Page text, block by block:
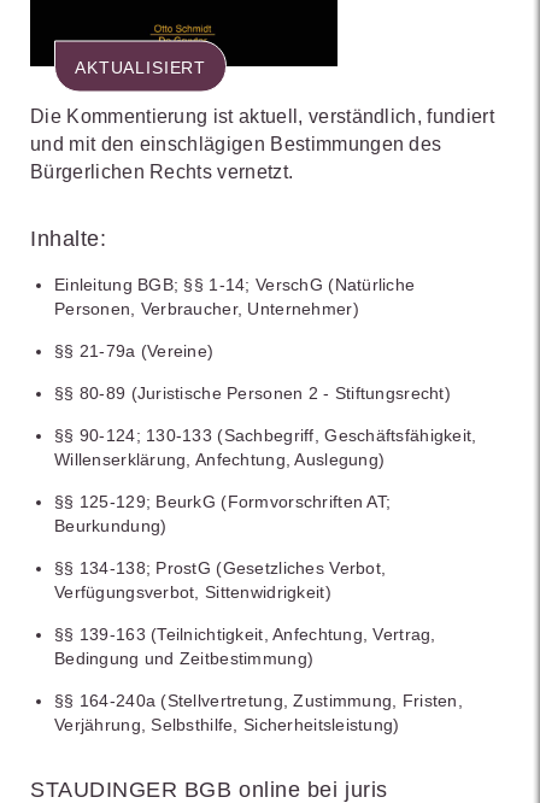
AKTUALISIERT
Die Kommentierung ist aktuell, verständlich, fundiert
und mit den einschlägigen Bestimmungen des
Bürgerlichen Rechts vernetzt.
Inhalte:
Einleitung BGB; §§ 1-14; VerschG (Natürliche
Personen, Verbraucher, Unternehmer)
§§ 21-79a (Vereine)
§§ 80-89 (Juristische Personen 2 - Stiftungsrecht)
§§ 90-124; 130-133 (Sachbegriff, Geschäftsfähigkeit,
Willenserklärung, Anfechtung, Auslegung)
§§ 125-129; BeurkG (Formvorschriften AT;
Beurkundung)
§§ 134-138; ProstG (Gesetzliches Verbot,
Verfügungsverbot, Sittenwidrigkeit)
§§ 139-163 (Teilnichtigkeit, Anfechtung, Vertrag,
Bedingung und Zeitbestimmung)
§§ 164-240a (Stellvertretung, Zustimmung, Fristen,
Verjährung, Selbsthilfe, Sicherheitsleistung)
STAUDINGER BGB online bei juris